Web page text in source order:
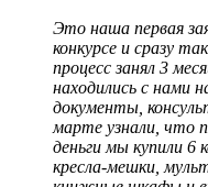
Это наша первая
конкурсе и сразу
процесс занял 3
находились с нами
документы,
марте узнали, что
деньги мы купили 6
кресла-мешки,